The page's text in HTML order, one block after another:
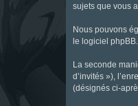
sujets que vous
Nous pouvons
le logiciel phpBB.
La seconde
d’invités »),
(désignés ci-